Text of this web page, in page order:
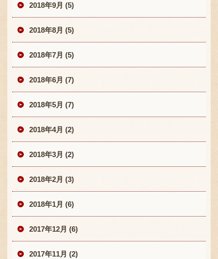
2018年9月 (5)
2018年8月 (5)
2018年7月 (5)
2018年6月 (7)
2018年5月 (7)
2018年4月 (2)
2018年3月 (2)
2018年2月 (3)
2018年1月 (6)
2017年12月 (6)
2017年11月 (2)